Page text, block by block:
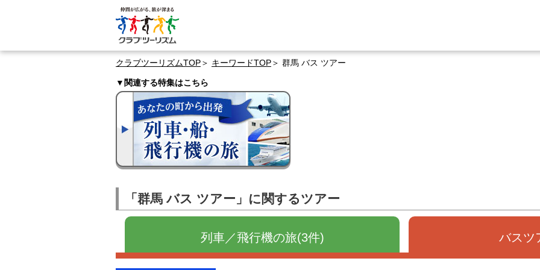
クラブツーリズムTOP キーワードTOP 群馬 バス ツアー
▼関連する特集はこちら
「群馬 バス ツアー」に関するツアー
列車／飛行機の旅(3件) バスツ